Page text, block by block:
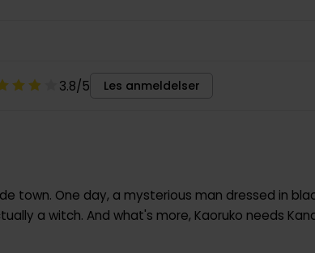
3.8/5 Les anmeldelser
town. One day, a mysterious man dressed in
a witch. And what's more, Kaoruko needs